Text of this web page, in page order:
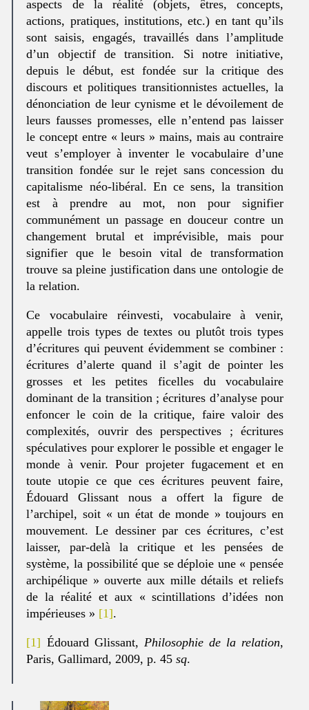
aspects de la réalité (objets, êtres, concepts,
actions, pratiques, institutions, etc.) en tant qu’ils
sont saisis, engagés, travaillés dans l’amplitude
d’un objectif de transition. Si notre initiative,
depuis le début, est fondée sur la critique des
discours et politiques transitionnistes actuelles, la
dénonciation de leur cynisme et le dévoilement de
leurs fausses promesses, elle n’entend pas laisser
le concept entre « leurs » mains, mais au contraire
veut s’employer à inventer le vocabulaire d’une
transition fondée sur le rejet sans concession du
capitalisme néo-libéral. En ce sens, la transition
est à prendre au mot, non pour signifier
communément un passage en douceur contre un
changement brutal et imprévisible, mais pour
signifier que le besoin vital de transformation
trouve sa pleine justification dans une ontologie de
la relation.
Ce vocabulaire réinvesti, vocabulaire à venir,
appelle trois types de textes ou plutôt trois types
d’écritures qui peuvent évidemment se combiner :
écritures d’alerte quand il s’agit de pointer les
grosses et les petites ficelles du vocabulaire
dominant de la transition ; écritures d’analyse pour
enfoncer le coin de la critique, faire valoir des
complexités, ouvrir des perspectives ; écritures
spéculatives pour explorer le possible et engager le
monde à venir. Pour projeter fugacement et en
toute utopie ce que ces écritures peuvent faire,
Édouard Glissant nous a offert la figure de
l’archipel, soit « un état de monde » toujours en
mouvement. Le dessiner par ces écritures, c’est
laisser, par-delà la critique et les pensées de
système, la possibilité que se déploie une « pensée
archipélique » ouverte aux mille détails et reliefs
de la réalité et aux « scintillations d’idées non
impérieuses » [1].
[1] Édouard Glissant, Philosophie de la relation,
Paris, Gallimard, 2009, p. 45sq.